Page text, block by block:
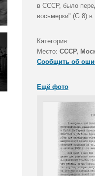
в СССР, было
восьмерки" (G 8)
Категория:
Место: СССР,
Сообщить об
Ещё фото